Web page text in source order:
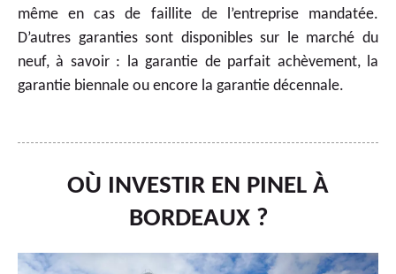
même en cas de faillite de l’entreprise mandatée.
D’autres garanties sont disponibles sur le marché du
neuf, à savoir : la garantie de parfait achèvement, la
garantie biennale ou encore la garantie décennale.
OÙ INVESTIR EN PINEL À
BORDEAUX ?